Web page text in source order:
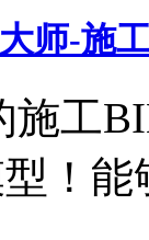
师-施
施工
！